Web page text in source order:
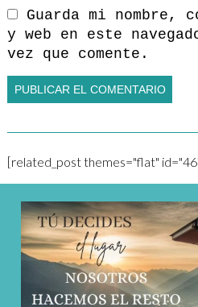
Guarda mi nombre,
y web en este
vez que comente.
[related_post themes="flat"